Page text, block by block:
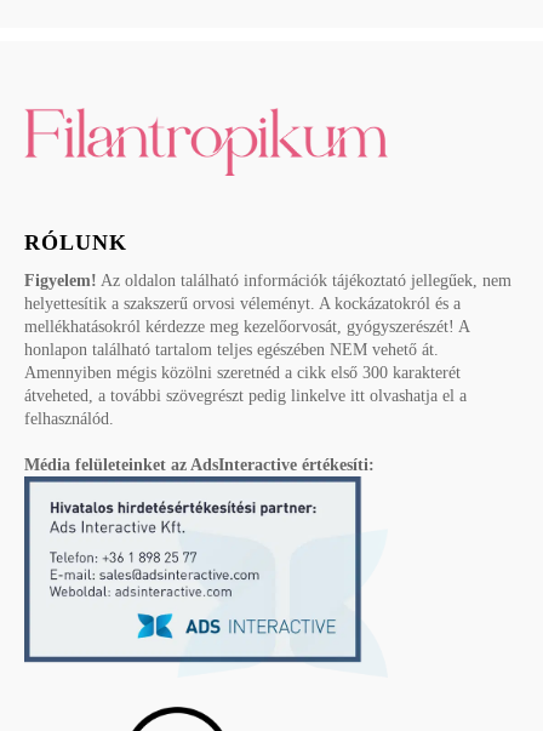
RÓLUNK
Figyelem! Az oldalon található információk tájékoztató jellegűek, nem
helyettesítik a szakszerű orvosi véleményt. A kockázatokról és a
mellékhatásokról kérdezze meg kezelőorvosát, gyógyszerészét! A
honlapon található tartalom teljes egészében NEM vehető át.
Amennyiben mégis közölni szeretnéd a cikk első 300 karakterét
átveheted, a további szövegrészt pedig linkelve itt olvashatja el a
felhasználód.
Média felületeinket az AdsInteractive értékesíti: